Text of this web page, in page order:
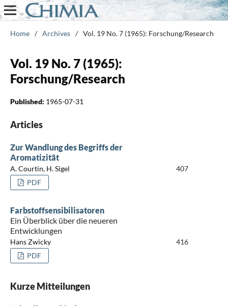
Home / Archives / Vol. 19 No. 7 (1965): Forschung/Research
Vol. 19 No. 7 (1965):
Forschung/Research
Published: 1965-07-31
Articles
Zur Wandlung des Begriffs der
Aromatizität
A. Courtin, H. Sigel
407
PDF
Farbstoffsensibilisatoren
Ein Überblick über die neueren
Entwicklungen
Hans Zwicky
416
PDF
Kurze Mitteilungen